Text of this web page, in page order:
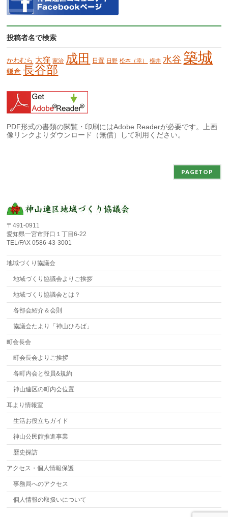
投稿者名で検索
かわむら 大窪 家治 成田 日置 日野 松本（幸） 横井 水谷 築城
鎌倉 長谷部
PDF形式の書類の閲覧・印刷にはAdobe Readerが必要です。上画
像リンクよりダウンロード（無償）して利用ください。
PAGETOP
〒491-0911
愛知県一宮市野口１丁目6-22
TEL/FAX 0586-43-3001
地域づくり協議会
地域づくり協議会よりご挨拶
地域づくり協議会とは？
各部会紹介＆会則
協議会たより「神山ひろば」
町会長会
町会長会よりご挨拶
各町内会と役員&規約
神山連区の町内会位置
耳より情報室
生活お役立ちガイド
神山公民館推進事業
歴史探訪
アクセス・個人情報保護
事務局へのアクセス
個人情報の取扱いについて